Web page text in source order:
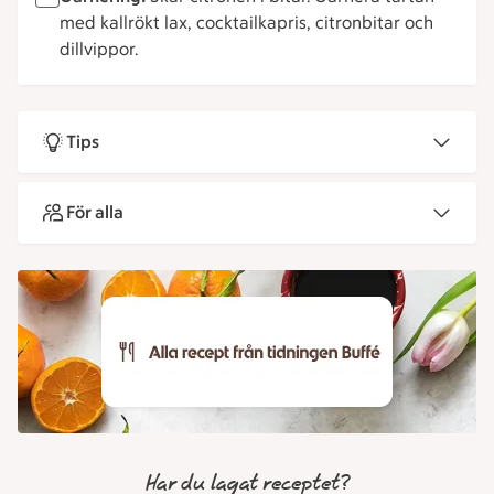
med kallrökt lax, cocktailkapris, citronbitar och
dillvippor.
Tips
För alla
Har du lagat receptet?